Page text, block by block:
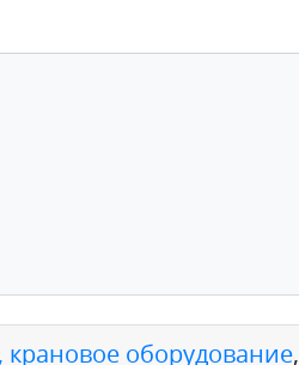
оборудование,